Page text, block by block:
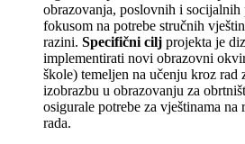
obrazovanja, poslovnih i socijalnih
fokusom na potrebe stručnih
razini. Specifični cilj projekta je
implementirati novi obrazovni
škole) temeljen na učenju kroz rad
izobrazbu u obrazovanju za
osigurale potrebe za vještinama na
rada.